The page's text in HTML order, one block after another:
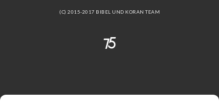
(C) 2015-2017 BIBEL UND KORAN TEAM